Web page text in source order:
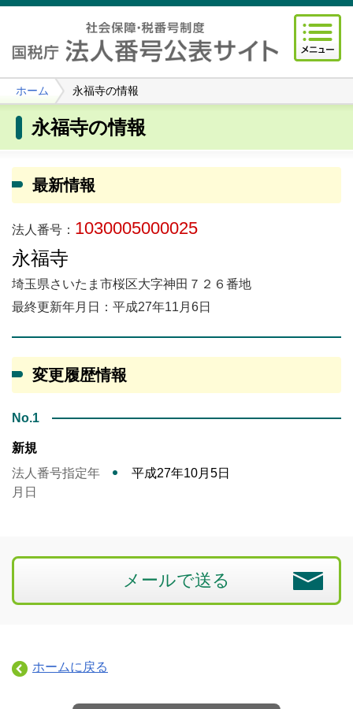
ホーム 永福寺の情報
永福寺の情報
最新情報
法人番号： 1030005000025
永福寺
埼玉県さいたま市桜区大字神田７２６番地
最終更新年月日：平成27年11月6日
変更履歴情報
No.1
新規
法人番号指定年
月日
平成27年10月5日
メールで送る
ホームに戻る